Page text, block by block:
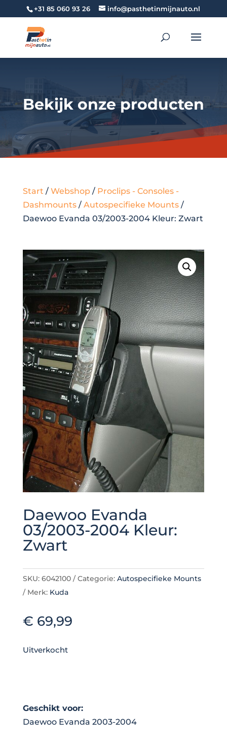
+31 85 060 93 26 info@pasthetinmijnauto.nl
Bekijk onze producten
Start / Webshop/ Proclips - Consoles -
Dashmounts/ Autospecifieke Mounts/
Daewoo Evanda 03/2003-2004 Kleur: Zwart
Daewoo Evanda
03/2003-2004 Kleur:
Zwart
SKU: 6042100 Categorie: Autospecifieke Mounts
Merk: Kuda
€ 69,99
Uitverkocht
Geschikt voor:
Daewoo Evanda 2003-2004